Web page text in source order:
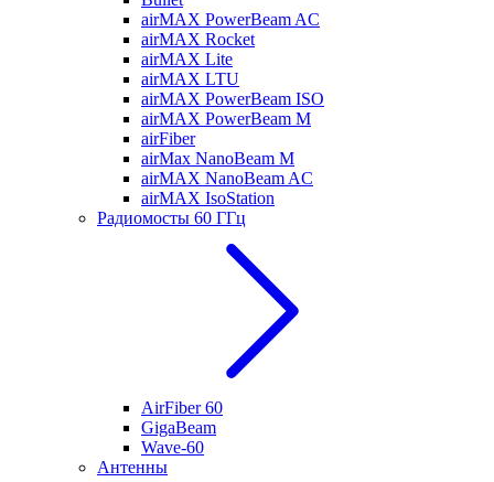
airMAX PowerBeam AC
airMAX Rocket
airMAX Lite
airMAX LTU
airMAX PowerBeam ISO
airMAX PowerBeam M
airFiber
airMax NanoBeam M
airMAX NanoBeam AC
airMAX IsoStation
Радиомосты 60 ГГц
AirFiber 60
GigaBeam
Wave-60
Антенны